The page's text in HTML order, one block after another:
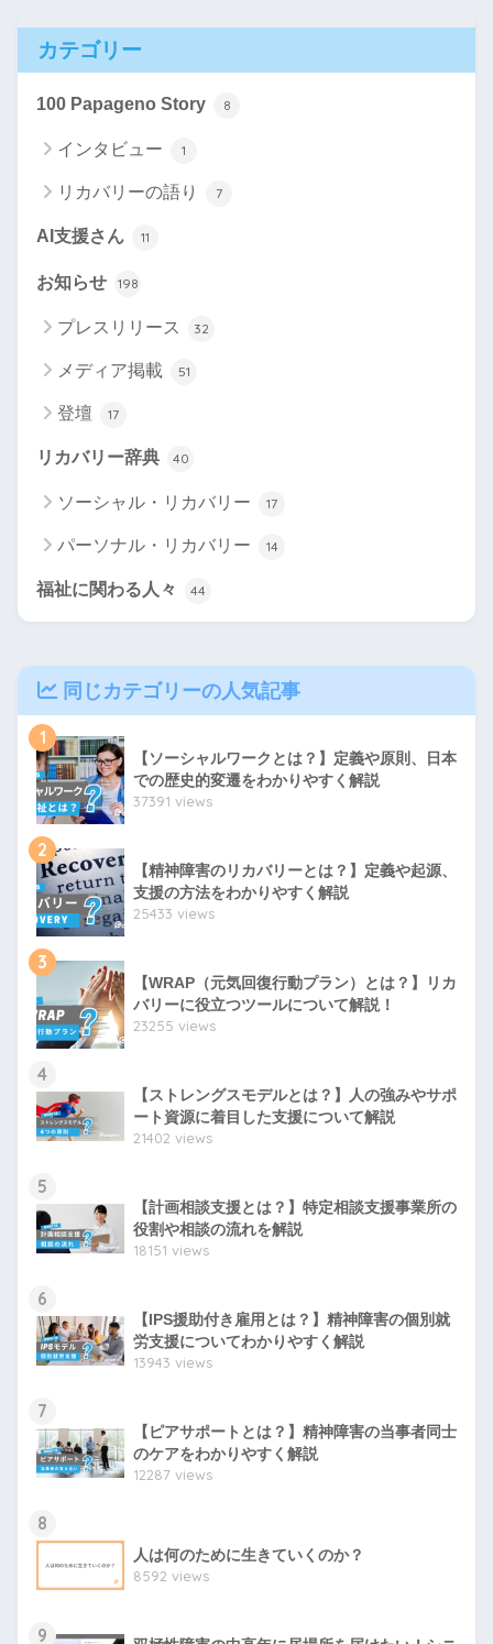
カテゴリー
100 Papageno Story 8
インタビュー 1
リカバリーの語り 7
AI支援さん 11
お知らせ 198
プレスリリース 32
メディア掲載 51
登壇 17
リカバリー辞典 40
ソーシャル・リカバリー 17
パーソナル・リカバリー 14
福祉に関わる人々 44
同じカテゴリーの人気記事
1
【ソーシャルワークとは？】定義や原則、日本
での歴史的変遷をわかりやすく解説
37391 views
2
【精神障害のリカバリーとは？】定義や起源、
支援の方法をわかりやすく解説
25433 views
3
【WRAP（元気回復行動プラン）とは？】リカ
バリーに役立つツールについて解説！
23255 views
4
【ストレングスモデルとは？】人の強みやサポ
ート資源に着目した支援について解説
21402 views
5
【計画相談支援とは？】特定相談支援事業所の
役割や相談の流れを解説
18151 views
6
【IPS援助付き雇用とは？】精神障害の個別就
労支援についてわかりやすく解説
13943 views
7
【ピアサポートとは？】精神障害の当事者同士
のケアをわかりやすく解説
12287 views
8
人は何のために生きていくのか？
8592 views
9